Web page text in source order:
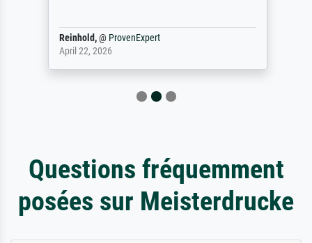
Reinhold,@ ProvenExpert
April 22, 2026
Questions fréquemment
posées sur Meisterdrucke